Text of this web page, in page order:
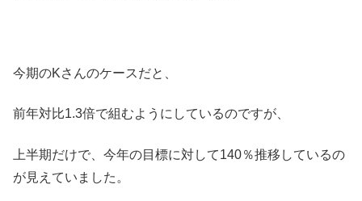
今期のKさんのケースだと、
前年対比1.3倍で組むようにしているのですが、
上半期だけで、今年の目標に対して140％推移しているの
が見えていました。